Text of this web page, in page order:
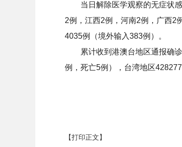
当日解除医学观察的无症状感
2例，江西2例，河南2例，广西2
4035例（境外输入383例）。
累计收到港澳台地区通报确诊
例，死亡5例），台湾地区
【打印正文】